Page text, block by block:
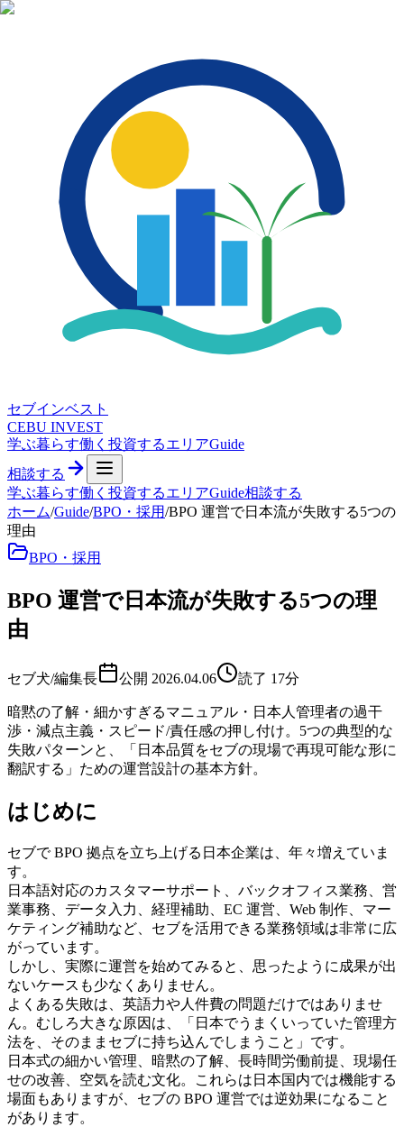
セブインベスト
CEBU INVEST
学ぶ暮らす働く 投資するエリアGuide
相談する
学ぶ暮らす働く 投資するエリアGuide相談する
ホーム/Guide/BPO・採用/BPO 運営で日本流が失敗する5つの
理由
BPO・採用
BPO 運営で日本流が失敗する5つの理
由
セブ犬/編集長 公開 2026.04.06 読了 17分
暗黙の了解・細かすぎるマニュアル・日本人管理者の過干
渉・減点主義・スピード/責任感の押し付け。5つの典型的な
失敗パターンと、「日本品質をセブの現場で再現可能な形に
翻訳する」ための運営設計の基本方針。
はじめに
セブで BPO 拠点を立ち上げる日本企業は、年々増えていま
す。
日本語対応のカスタマーサポート、バックオフィス業務、営
業事務、データ入力、経理補助、EC 運営、Web 制作、マー
ケティング補助など、セブを活用できる業務領域は非常に広
がっています。
しかし、実際に運営を始めてみると、思ったように成果が出
ないケースも少なくありません。
よくある失敗は、英語力や人件費の問題だけではありませ
ん。むしろ大きな原因は、「日本でうまくいっていた管理方
法を、そのままセブに持ち込んでしまうこと」です。
日本式の細かい管理、暗黙の了解、長時間労働前提、現場任
せの改善、空気を読む文化。これらは日本国内では機能する
場面もありますが、セブの BPO 運営では逆効果になること
があります。